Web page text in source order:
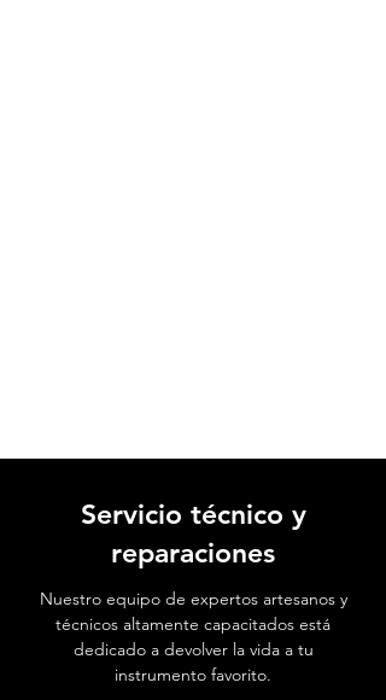
Servicio técnico y
reparaciones
Nuestro equipo de expertos artesanos y
técnicos altamente capacitados está
dedicado a devolver la vida a tu
instrumento favorito.